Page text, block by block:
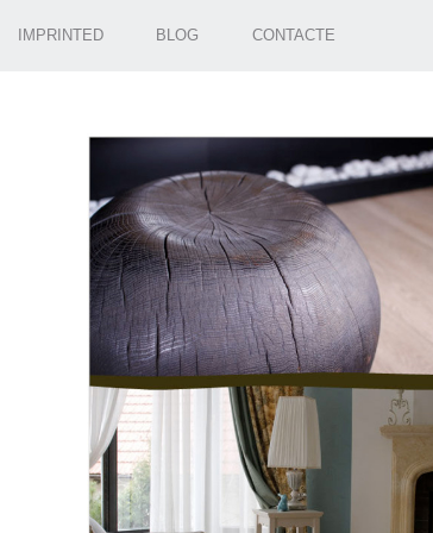
IMPRINTED BLOG CONTACTE